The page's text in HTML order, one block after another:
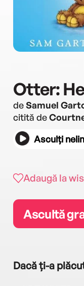
Otter:
deSamuel
citită de
Asculți
Adaugă la
Ascultă
Dacă ți-a